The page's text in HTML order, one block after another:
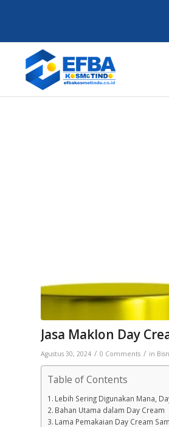
Jasa Maklon Day
Agustus 30, 2024 / 0 Comments / in
Table of Contents
Lebih Sering Digunakan Mana,
Bahan Utama dalam Day Cream
Lama Pemakaian Day Cream